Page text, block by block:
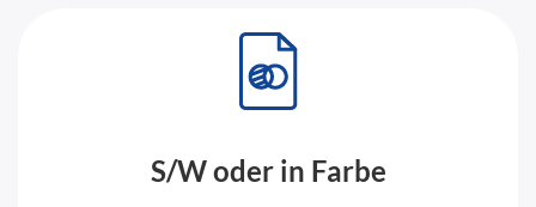
S/W oder in Farbe